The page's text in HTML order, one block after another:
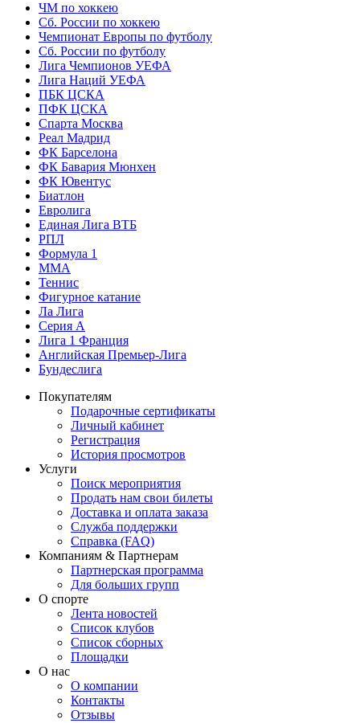
ЧМ по хоккею
Сб. России по хоккею
Чемпионат Европы по футболу
Сб. России по футболу
Лига Чемпионов УЕФА
Лига Наций УЕФА
ПБК ЦСКА
ПФК ЦСКА
Спарта Москва
Реал Мадрид
ФК Барселона
ФК Бавария Мюнхен
ФК Ювентус
Биатлон
Евролига
Единая Лига ВТБ
РПЛ
Формула 1
MMA
Теннис
Фигурное катание
Ла Лига
Серия А
Лига 1 Франция
Английская Премьер-Лига
Бундеслига
Покупателям
Подарочные сертификаты
Личный кабинет
Регистрация
История просмотров
Услуги
Поиск мероприятия
Продать нам свои билеты
Доставка и оплата заказа
Служба поддержки
Справка (FAQ)
Компаниям & Партнерам
Партнерская программа
Для больших групп
О спорте
Лента новостей
Список клубов
Список сборных
Площадки
О нас
О компании
Контакты
Отзывы